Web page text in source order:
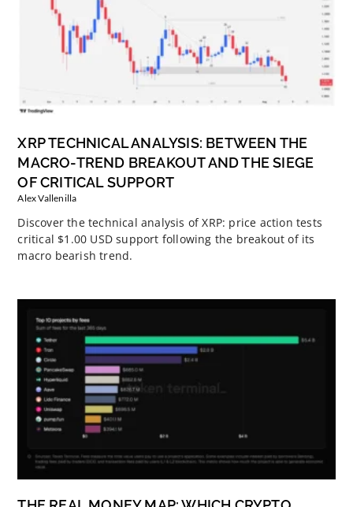
XRP TECHNICAL ANALYSIS: BETWEEN THE
MACRO-TREND BREAKOUT AND THE SIEGE
OF CRITICAL SUPPORT
Alex Vallenilla
Discover the technical analysis of XRP: price action tests
critical $1.00 USD support following the breakout of its
macro bearish trend.